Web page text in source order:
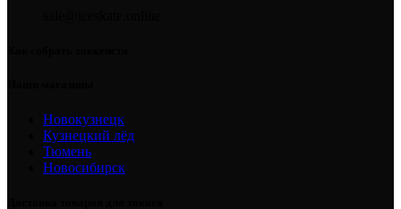
Новокузнецк
Кузнецкий лёд
Тюмень
Новосибирск